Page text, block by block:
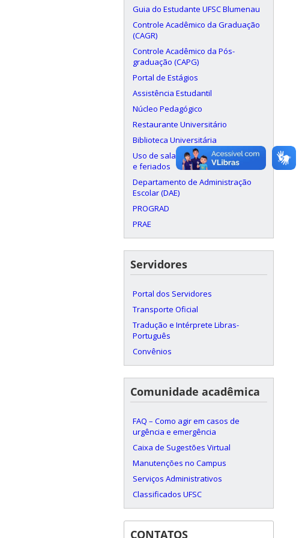
Guia do Estudante UFSC Blumenau
Controle Acadêmico da Graduação
(CAGR)
Controle Acadêmico da Pós-
graduação (CAPG)
Portal de Estágios
Assistência Estudantil
Núcleo Pedagógico
Restaurante Universitário
Biblioteca Universitária
Uso de salas aos finais de semana
e feriados
Departamento de Administração
Escolar (DAE)
PROGRAD
PRAE
Servidores
Portal dos Servidores
Transporte Oficial
Tradução e Intérprete Libras-
Português
Convênios
Comunidade acadêmica
FAQ – Como agir em casos de
urgência e emergência
Caixa de Sugestões Virtual
Manutenções no Campus
Serviços Administrativos
Classificados UFSC
CONTATOS